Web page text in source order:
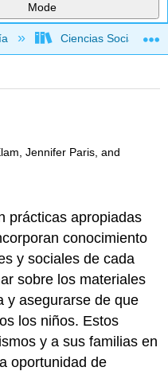
Mode
global
Ciencias Sociales
Jennifer Paris, and
prácticas apropiadas
conocimiento
y sociales de cada
sobre los materiales
y asegurarse de que
los niños. Estos
y a sus familias en
oportunidad de